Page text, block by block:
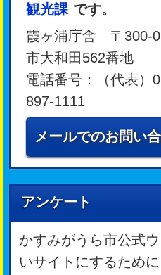
観光課 です。
霞ヶ浦庁舎 〒300-
市大和田562番地
電話番号：（代表）
897-1111
メールでのお問い
アンケート
かすみがうら市公式
いサイトにするため